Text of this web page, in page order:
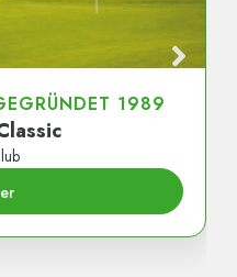
1989